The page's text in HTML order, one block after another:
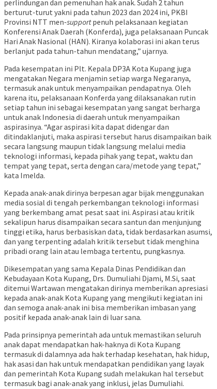
perlindungan dan pemenuhan hak anak. Sudah 2 tahun
berturut-turut yakni pada tahun 2023 dan 2024 ini, PKBI
Provinsi NTT men-supportpenuh pelaksanaan kegiatan
Konferensi Anak Daerah (Konferda), juga pelaksanaan Puncak
Hari Anak Nasional (HAN). Kiranya kolaborasi ini akan terus
berlanjut pada tahun-tahun mendatang,” ujarnya.
Pada kesempatan ini Plt. Kepala DP3A Kota Kupang juga
mengatakan Negara menjamin setiap warga Negaranya,
termasuk anak untuk menyampaikan pendapatnya. Oleh
karena itu, pelaksanaan Konferda yang dilaksanakan rutin
setiap tahun ini sebagai kesempatan yang sangat berharga
untuk anak Indonesia di daerah untuk menyampaikan
aspirasinya. “Agar aspirasi kita dapat didengar dan
ditindaklanjuti, maka aspirasi tersebut harus disampaikan baik
secara langsung maupun tidak langsung melalui media
teknologi informasi, kepada pihak yang tepat, waktu dan
tempat yang tepat, serta dengan cara/metode yang tepat,”
kata Imelda.
Kepada anak-anak dirinya berpesan agar bijak menggunakan
media sosial di tengah perkembangan teknologi informasi
yang berkembang amat pesat saat ini. Aspirasi atau kritik
sekalipun harus disampaikan secara santun dan menjunjung
tinggi etika, harus berbasiskan data, tidak berdasarkan asumsi,
dan yang terpenting adalah kritik tersebut tidak menghina
pribadi orang lain atau lembaga tertentu, pungkasnya.
Dikesempatan yang sama Kepala Dinas Pendidikan dan
Kebudayaan Kota Kupang, Drs. Dumuliahi Djami, M.Si, saat
ditemui Wartawan mengatakan dirinya memberikan apresiasi
kepada anak-anak Kota Kupang yang mengikuti kegiatan ini
dan semoga anak-anak ini bisa memberikan imbasan yang
positif kepada anak-anak lain di luar sana.
Pada prinsipnya pemerintah ada untuk memastikan seluruh
anak dapat mendapatkan hak-haknya di Kota Kupang
termasuk di dalamnya ada hak terhadap kesehatan, hak hidup,
hak asasi dan hak untuk mendapatkan pendidikan yang layak
dan pemerintah Kota Kupang sudah melakukan hal tersebut
termasuk bagi anak-anak yang inklusi, jelas Dumuliahi.